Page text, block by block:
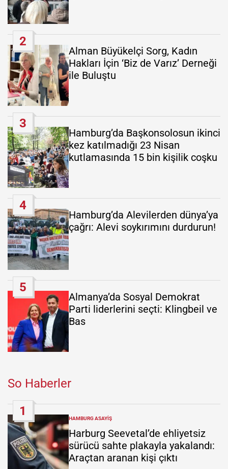
2
Alman Büyükelçi Sorg, Kadın
Hakları İçin ‘Biz de Varız’ Derneği
ile Buluştu
3
Hamburg’da Başkonsolosun ikinci
kez katılmadığı 23 Nisan
kutlamasında 15 bin kişilik coşku
4
Hamburg’da Alevilerden dünya’ya
çağrı: Alevi soykırımını durdurun!
5
Almanya’da Sosyal Demokrat
Parti liderlerini seçti: Klingbeil ve
Bas
So Haberler
1
POSTED
IN
HAMBURG ASAYIŞ
Harburg Seevetal’de ehliyetsiz
sürücü sahte plakayla yakalandı:
Araçtan aranan kişi çıktı